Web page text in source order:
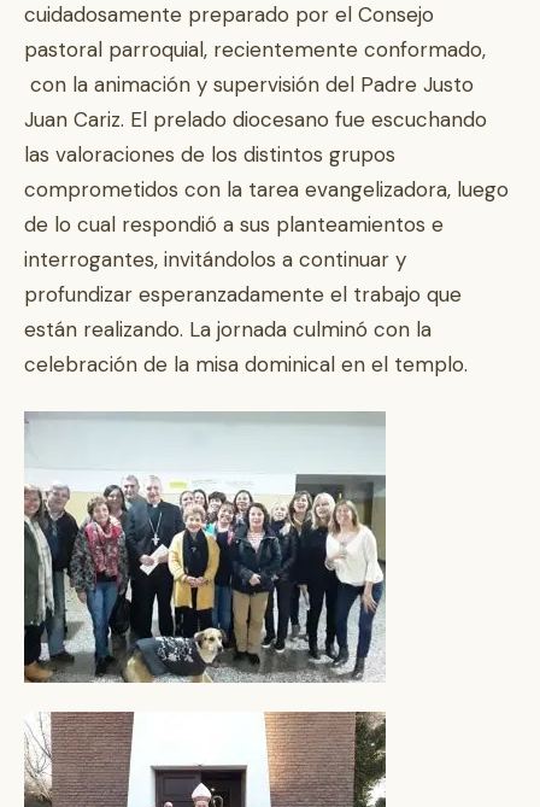
cuidadosamente preparado por el Consejo
pastoral parroquial, recientemente conformado,
con la animación y supervisión del Padre Justo
Juan Cariz. El prelado diocesano fue escuchando
las valoraciones de los distintos grupos
comprometidos con la tarea evangelizadora, luego
de lo cual respondió a sus planteamientos e
interrogantes, invitándolos a continuar y
profundizar esperanzadamente el trabajo que
están realizando. La jornada culminó con la
celebración de la misa dominical en el templo.